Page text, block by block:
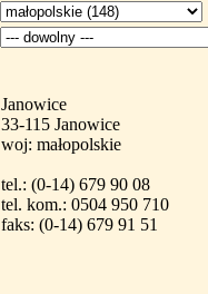
Janowice
33-115 Janowice
woj: małopolskie
tel.: (0-14) 679 90 08
tel. kom.: 0504 950 710
faks: (0-14) 679 91 51